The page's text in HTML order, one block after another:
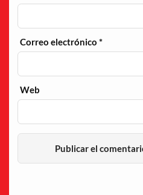
Correo electrónico*
Web